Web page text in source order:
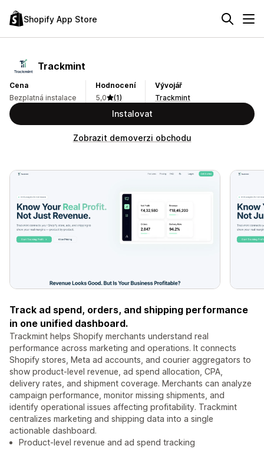
Shopify App Store
Trackmint
Cena
Bezplatná instalace
Hodnocení
5,0
(1)
Vývojář
Trackmint
Instalovat
Zobrazit demoverzi obchodu
Track ad spend, orders, and shipping performance
in one unified dashboard.
Trackmint helps Shopify merchants understand real
performance across marketing and operations. It connects
Shopify stores, Meta ad accounts, and courier aggregators to
show product-level revenue, ad spend allocation, CPA,
delivery rates, and shipment coverage. Merchants can analyze
campaign performance, monitor missing shipments, and
identify operational issues affecting profitability. Trackmint
centralizes marketing and shipping data into a single
actionable dashboard.
Product-level revenue and ad spend tracking